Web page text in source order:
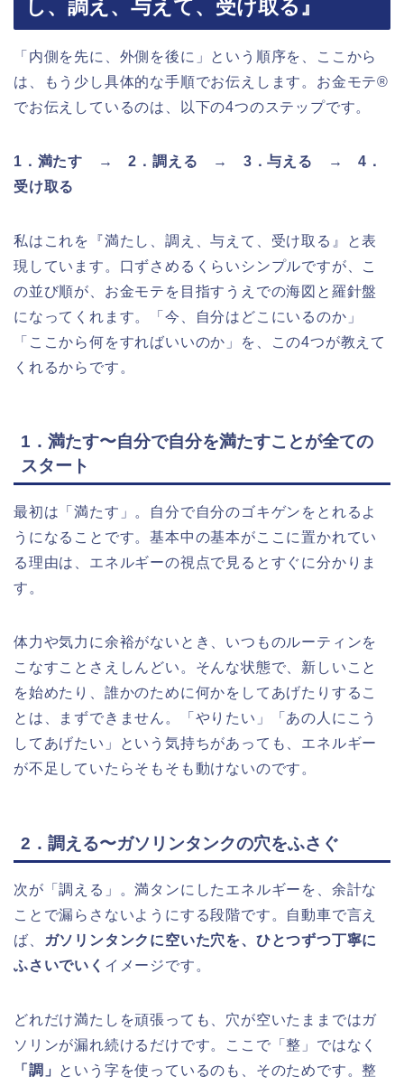
し、調え、与えて、受け取る』
「内側を先に、外側を後に」という順序を、ここから
は、もう少し具体的な手順でお伝えします。お金モテ®
でお伝えしているのは、以下の4つのステップです。
1．満たす → 2．調える → 3．与える → 4．
受け取る
私はこれを『満たし、調え、与えて、受け取る』と表
現しています。口ずさめるくらいシンプルですが、こ
の並び順が、お金モテを目指すうえでの海図と羅針盤
になってくれます。「今、自分はどこにいるのか」
「ここから何をすればいいのか」を、この4つが教えて
くれるからです。
1．満たす〜自分で自分を満たすことが全ての
スタート
最初は「満たす」。自分で自分のゴキゲンをとれるよ
うになることです。基本中の基本がここに置かれてい
る理由は、エネルギーの視点で見るとすぐに分かりま
す。
体力や気力に余裕がないとき、いつものルーティンを
こなすことさえしんどい。そんな状態で、新しいこと
を始めたり、誰かのために何かをしてあげたりするこ
とは、まずできません。「やりたい」「あの人にこう
してあげたい」という気持ちがあっても、エネルギー
が不足していたらそもそも動けないのです。
2．調える〜ガソリンタンクの穴をふさぐ
次が「調える」。満タンにしたエネルギーを、余計な
ことで漏らさないようにする段階です。自動車で言え
ば、
ガソリンタンクに空いた穴を、ひとつずつ丁寧に
ふさいでいく イメージです。
どれだけ満たしを頑張っても、穴が空いたままではガ
ソリンが漏れ続けるだけです。ここで「整」ではなく
「調」 という字を使っているのも、そのためです。整